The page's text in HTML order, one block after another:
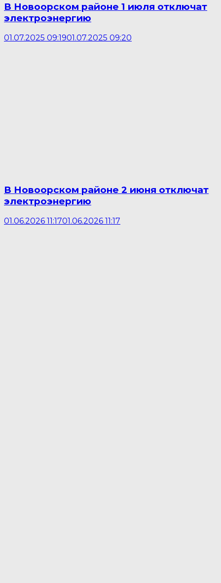
В Новоорском районе 1 июля отключат
электроэнергию
01.07.2025 09:1901.07.2025 09:20
В Новоорском районе 2 июня отключат
электроэнергию
01.06.2026 11:1701.06.2026 11:17